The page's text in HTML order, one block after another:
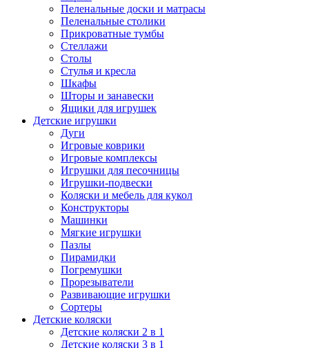
Пеленальные доски и матрасы
Пеленальные столики
Прикроватные тумбы
Стеллажи
Столы
Стулья и кресла
Шкафы
Шторы и занавески
Ящики для игрушек
Детские игрушки
Дуги
Игровые коврики
Игровые комплексы
Игрушки для песочницы
Игрушки-подвески
Коляски и мебель для кукол
Конструкторы
Машинки
Мягкие игрушки
Пазлы
Пирамидки
Погремушки
Прорезыватели
Развивающие игрушки
Сортеры
Детские коляски
Детские коляски 2 в 1
Детские коляски 3 в 1